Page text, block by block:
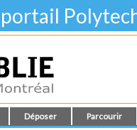
portail
Déposer Parcourir